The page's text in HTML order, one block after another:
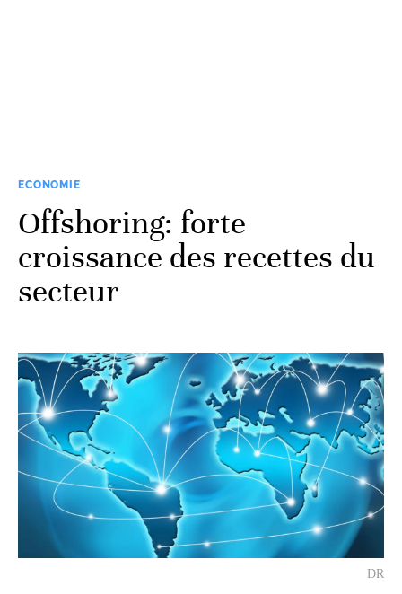
ECONOMIE
Offshoring: forte
croissance des recettes du
secteur
DR